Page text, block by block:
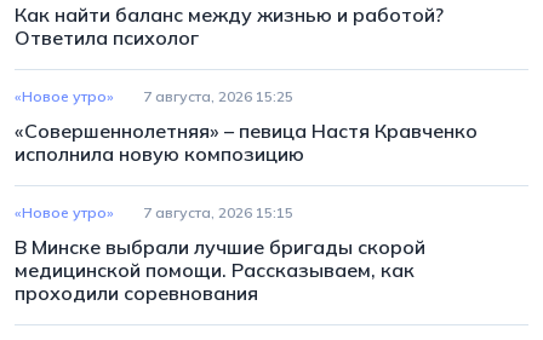
Как найти баланс между жизнью и работой?
Ответила психолог
«Новое утро» 7 августа, 2026 15:25
«Совершеннолетняя» – певица Настя Кравченко
исполнила новую композицию
«Новое утро» 7 августа, 2026 15:15
В Минске выбрали лучшие бригады скорой
медицинской помощи. Рассказываем, как
проходили соревнования